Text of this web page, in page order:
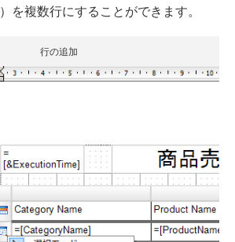
を複数行にすることができます。
行の追加